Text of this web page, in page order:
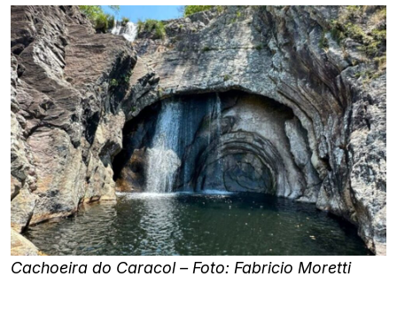
Cachoeira do Caracol – Foto: Fabricio Moretti